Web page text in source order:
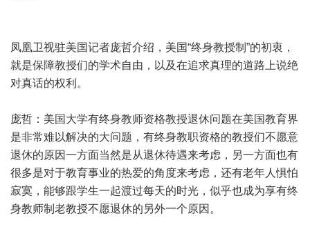
凤凰卫视驻美国记者庞哲介绍，美国“终身教授制”的初衷，
就是保障教授们的学术自由，以及在追求真理的道路上说绝
对真话的权利。
庞哲：美国大学有终身教师资格教授退休问题在美国教育界
是非常难以解决的大问题，有终身教职资格的教授们不愿意
退休的原因一方面当然是从退休待遇来考虑，另一方面也有
很多是对于教育事业的热爱的角度来考虑，还有老年人惧怕
寂寞，能够跟学生一起渡过每天的时光，似乎也成为享有终
身教师制老教授不愿退休的另外一个原因。